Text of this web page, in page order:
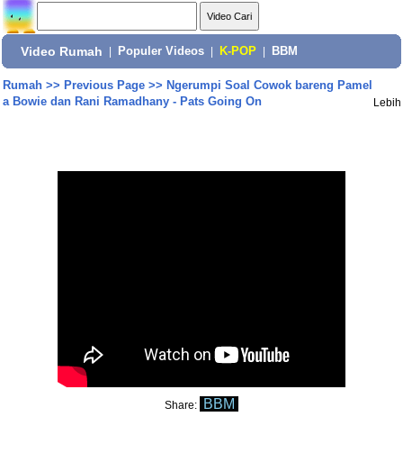
Video Rumah Populer Videos K-POP BBM
Rumah>> Previous Page>> Ngerumpi Soal Cowok bareng Pamel
a Bowie dan Rani Ramadhany - Pats Going On
Lebih
Share: BBM